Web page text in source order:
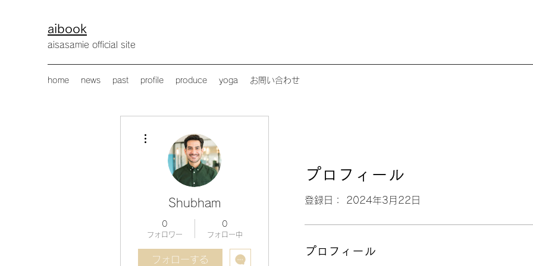
aibook
​aisasamie official site
home news past profile produce yoga お問い合わせ
プロフィール
登録日： 2024年3月22日
プロフィール
Shubham
0
フォロワー
0
フォロー中
フォローする